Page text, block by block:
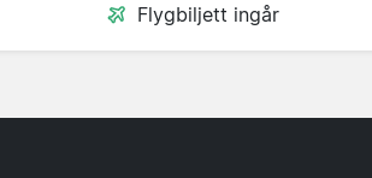
Flygbiljett ingår